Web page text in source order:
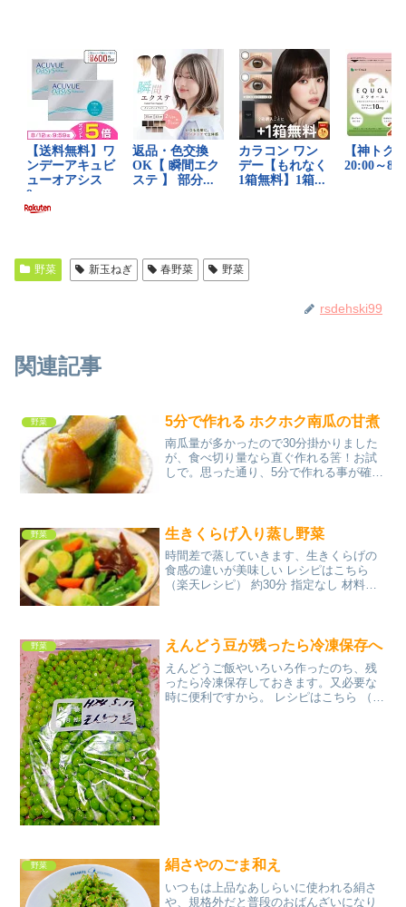
野菜 新玉ねぎ 春野菜 野菜
rsdehski99
関連記事
野菜 5分で作れる ホクホク南瓜の甘煮
南瓜量が多かったので30分掛かりました
が、食べ切り量なら直ぐ作れる筈！お試
しで。思った通り、5分で作れる事が確認
野菜 生きくらげ入り蒸し野菜
時間差で蒸していきます、生きくらげの
食感の違いが美味しい レシピはこちら
（楽天レシピ） 約30分 指定なし 材料新
野菜 えんどう豆が残ったら冷凍保存へ
えんどうご飯やいろいろ作ったのち、残
ったら冷凍保存しておきます。又必要な
時に便利ですから。 レシピはこちら （楽
野菜 絹さやのごま和え
いつもは上品なあしらいに使われる絹さ
や、規格外だと普段のおばんざいになり